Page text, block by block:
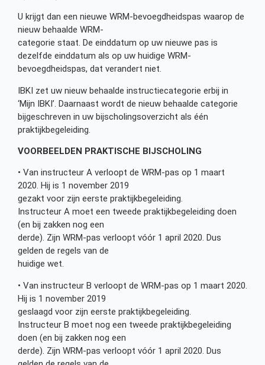
U krijgt dan een nieuwe WRM-bevoegdheidspas waarop de
nieuw behaalde WRM-
categorie staat. De einddatum op uw nieuwe pas is
dezelfde einddatum als op uw huidige WRM-
bevoegdheidspas, dat verandert niet.
IBKI zet uw nieuw behaalde instructiecategorie erbij in
‘Mijn IBKI’. Daarnaast wordt de nieuw behaalde categorie
bijgeschreven in uw bijscholingsoverzicht als één
praktijkbegeleiding.
VOORBEELDEN PRAKTISCHE BIJSCHOLING
• Van instructeur A verloopt de WRM-pas op 1 maart
2020. Hij is 1 november 2019
gezakt voor zijn eerste praktijkbegeleiding.
Instructeur A moet een tweede praktijkbegeleiding doen
(en bij zakken nog een
derde). Zijn WRM-pas verloopt vóór 1 april 2020. Dus
gelden de regels van de
huidige wet.
• Van instructeur B verloopt de WRM-pas op 1 maart 2020.
Hij is 1 november 2019
geslaagd voor zijn eerste praktijkbegeleiding.
Instructeur B moet nog een tweede praktijkbegeleiding
doen (en bij zakken nog een
derde). Zijn WRM-pas verloopt vóór 1 april 2020. Dus